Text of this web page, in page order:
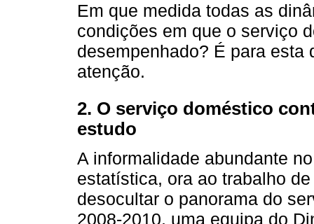
Em que medida todas as
condições em que o serviço
desempenhado? É para esta
atenção.
2. O serviço doméstico
estudo
A informalidade abundante
estatística, ora ao trabalho
desocultar o panorama do
2008-2010, uma equipa do